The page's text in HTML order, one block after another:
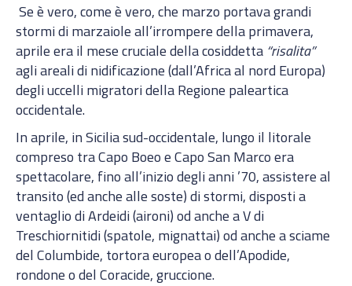
Se è vero, come è vero, che marzo portava grandi
stormi di marzaiole all’irrompere della primavera,
aprile era il mese cruciale della cosiddetta “risalita”
agli areali di nidificazione (dall’Africa al nord Europa)
degli uccelli migratori della Regione paleartica
occidentale.
In aprile, in Sicilia sud-occidentale, lungo il litorale
compreso tra Capo Boeo e Capo San Marco era
spettacolare, fino all’inizio degli anni ’70, assistere al
transito (ed anche alle soste) di stormi, disposti a
ventaglio di Ardeidi (aironi) od anche a V di
Treschiornitidi (spatole, mignattai) od anche a sciame
del Columbide, tortora europea o dell’Apodide,
rondone o del Coracide, gruccione.